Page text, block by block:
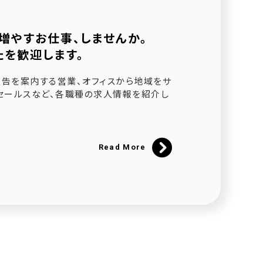
した
た
すお仕事、しませんか。
歓迎します。
を案内する営業、オフィスから地域をサ
ールスなど、各職種の求人情報を紹介し
Read More